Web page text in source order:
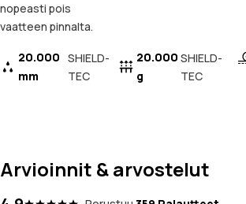
nopeasti pois
vaatteen pinnalta.
20.000
mm
SHIELD-
TEC
20.000
g
SHIELD-
TEC
Arvioinnit & arvostelut